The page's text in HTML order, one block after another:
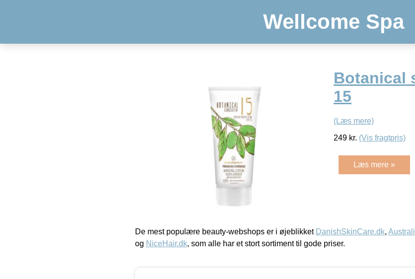
Wellcome Spa
Botanical
15
(Læs mere)
249 kr. (Vis fragtpris)
Læs mere »
De mest populære beauty-webshops er i øjeblikket DanishSkinCare.dk,
og NiceHair.dk, som alle har et stort sortiment til gode priser.